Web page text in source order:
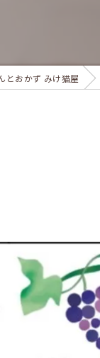
とおかず みけ猫屋